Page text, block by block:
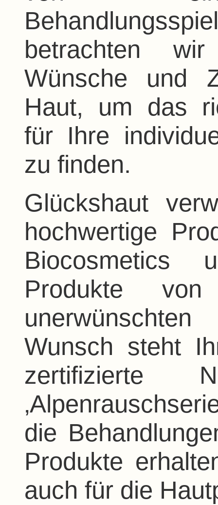
betrachten
Wünsche und
Haut, um das
für Ihre
zu finden.
Glückshaut
hochwertige
Biocosmetics
Produkte
Wunsch steht
zertifizierte
die
Produkte
auch für die